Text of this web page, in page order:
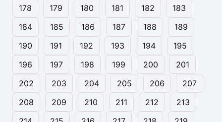
178
179 180 181 182
183
184
185 186 187 188
189
190
191 192 193 194
195
196
197 198 199 200
201
202
203 204 205 206
207
208
209 210 211 212
213